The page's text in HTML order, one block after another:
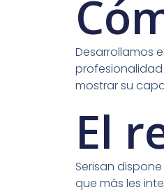
Desarrollamos
mostrar su
El
Serisan
que más les